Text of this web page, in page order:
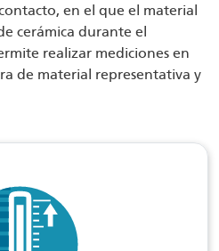
en el que el material
cerámica durante el
realizar mediciones en
de material representativa y